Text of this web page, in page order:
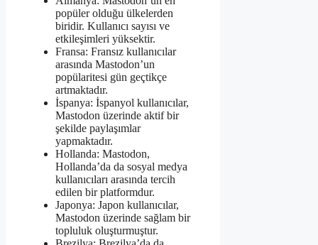
popüler olduğu ülkelerden
biridir. Kullanıcı sayısı ve
etkileşimleri yüksektir.
Fransa: Fransız kullanıcılar
arasında Mastodon’un
popülaritesi gün geçtikçe
artmaktadır.
İspanya: İspanyol kullanıcılar,
Mastodon üzerinde aktif bir
şekilde paylaşımlar
yapmaktadır.
Hollanda: Mastodon,
Hollanda’da da sosyal medya
kullanıcıları arasında tercih
edilen bir platformdur.
Japonya: Japon kullanıcılar,
Mastodon üzerinde sağlam bir
topluluk oluşturmuştur.